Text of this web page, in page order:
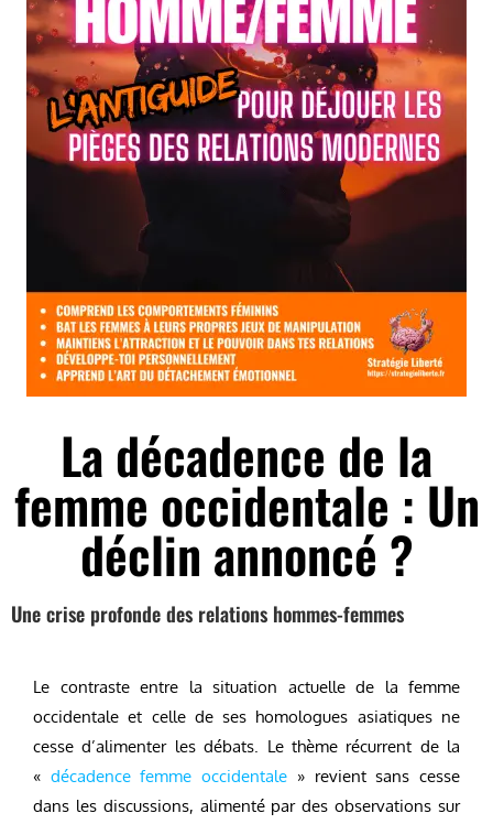
La décadence de la
femme occidentale : Un
déclin annoncé ?
Une crise profonde des relations hommes-femmes
Le contraste entre la situation actuelle de la femme
occidentale et celle de ses homologues asiatiques ne
cesse d’alimenter les débats. Le thème récurrent de la
« décadence femme occidentale » revient sans cesse
dans les discussions, alimenté par des observations sur